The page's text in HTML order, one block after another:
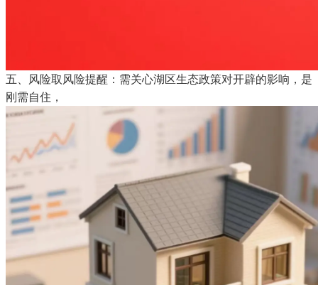
五、风险取风险提醒：需关心湖区生态政策对开辟的影响，是
刚需自住，